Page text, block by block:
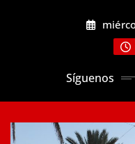
Síguenos